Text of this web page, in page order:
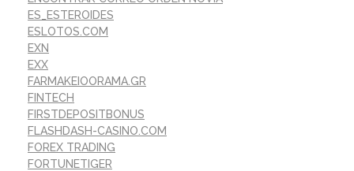
ES_ESTEROIDES
ESLOTOS.COM
EXN
EXX
FARMAKEIOORAMA.GR
FINTECH
FIRSTDEPOSITBONUS
FLASHDASH-CASINO.COM
FOREX TRADING
FORTUNETIGER